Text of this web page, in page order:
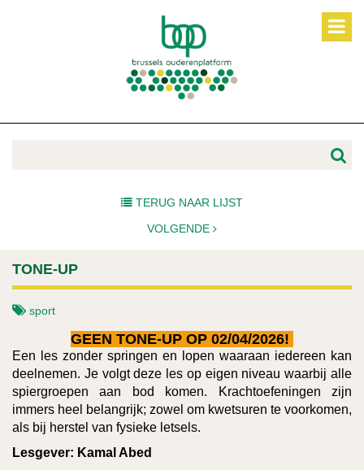
TERUG NAAR LIJST
VOLGENDE
TONE-UP
sport
GEEN TONE-UP OP 02/04/2026!
Een les zonder springen en lopen waaraan iedereen kan
deelnemen. Je volgt deze les op eigen niveau waarbij alle
spiergroepen aan bod komen. Krachtoefeningen zijn
immers heel belangrijk; zowel om kwetsuren te voorkomen,
als bij herstel van fysieke letsels.
Lesgever: Kamal Abed